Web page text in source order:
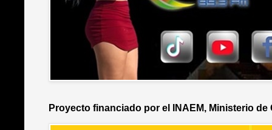
Proyecto financiado por el INAEM, Ministerio de